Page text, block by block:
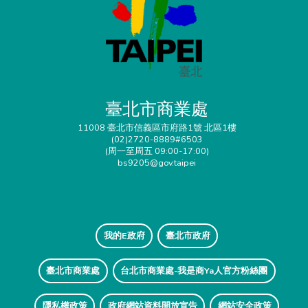
臺北市商業處
11008 臺北市信義區市府路1號 北區1樓
(02)2720-8889#6503
(周一至周五 09:00-17:00)
bs9205@gov.taipei
我的E政府 臺北市政府
臺北市商業處 台北市商業處-我是商Ya人官方粉絲團